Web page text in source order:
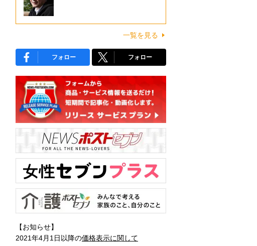
一覧を見る
フォロー フォロー
【お知らせ】
2021年4月1日以降の価格表示に関して